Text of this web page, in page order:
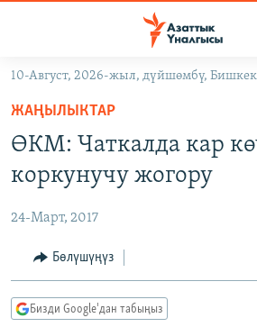
Навигацияга
өтүңүз
Издөөгө
салыңыз
ЭКОНОМИКА
МАДАНИЯТ
БОРБОР АЗИЯ
УКРАИНА
АТАЙЫН ИЛИКТӨӨ
ТВ ПРОГРАММАЛАР
ЭКСПЕРТТЕР ТАЛДАЙТ
ӨЗГӨЧӨ ПИКИР
10-Август, 2026-жыл, дүйшөмбү,
ЖАҢЫЛЫКТАР
ӨКМ: Чаткалда кар
коркунучу жогору
24-Март, 2017
Бөлүшүңүз
Бизди Google'дан табыңыз